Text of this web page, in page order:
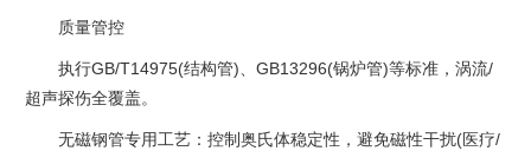
‌质量管控‌
执行GB/T14975(结构管)、GB13296(锅炉管)等标准，涡流/
超声探伤全覆盖。
无磁钢管专用工艺：控制奥氏体稳定性，避免磁性干扰(医疗/